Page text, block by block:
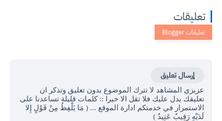
تعليقات
إرسال تعليق
عزيزي المشاهد لا تترك الموضوع بدون تعليق وتذكر ان
تعليقك يدل عليك فلا تقل الا خيرا :: كلمات قليلة تساعدنا على
الاستمرار في خدمتكم ادارة الموقع ... ( مَا يَلْفِظُ مِنْ قَوْلٍ إِلا
لَدَيْهِ رَقِيبٌ عَتِيدٌ )